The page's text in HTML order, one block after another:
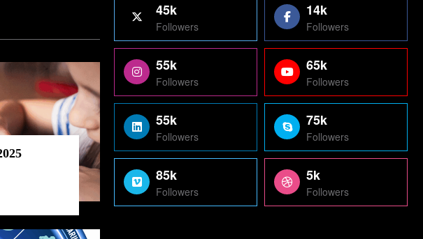
45k
Followers
14k
Followers
55k
Followers
65k
Followers
55k
Followers
75k
Followers
85k
Followers
5k
Followers